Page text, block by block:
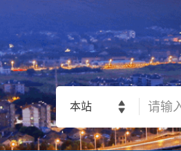
本站